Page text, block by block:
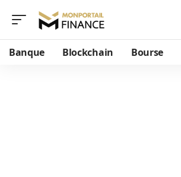
Banque Blockchain Bourse